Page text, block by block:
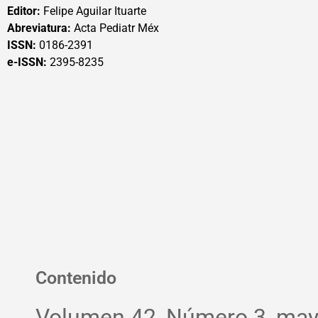
Editor: Felipe Aguilar Ituarte
Abreviatura: Acta Pediatr Méx
ISSN: 0186-2391
e-ISSN: 2395-8235
Contenido